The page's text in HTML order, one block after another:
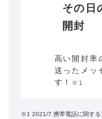
その日
開封
高い開封率
送ったメッ
す！
※1
※1 2021/7 携帯電話に関する